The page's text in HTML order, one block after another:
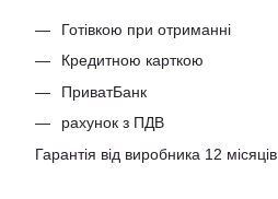
Готівкою при отриманні
Кредитною карткою
ПриватБанк
рахунок з ПДВ
Гарантія від виробника 12 місяців.